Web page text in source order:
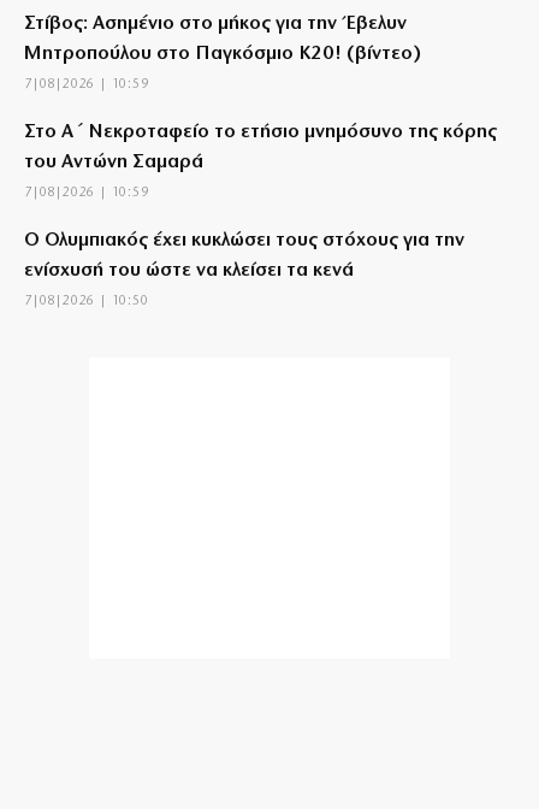
Στίβος: Ασημένιο στο μήκος για την Έβελυν
Μητροπούλου στο Παγκόσμιο Κ20! (βίντεο)
7|08|2026 | 10:59
Στο Α΄ Νεκροταφείο το ετήσιο μνημόσυνο της κόρης
του Αντώνη Σαμαρά
7|08|2026 | 10:59
Ο Ολυμπιακός έχει κυκλώσει τους στόχους για την
ενίσχυσή του ώστε να κλείσει τα κενά
7|08|2026 | 10:50